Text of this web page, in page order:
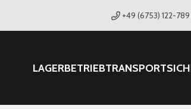
+49 (6753) 122-789
LAGERBETRIEBTRANSPORT